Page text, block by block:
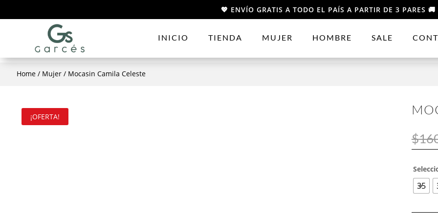
💖 ENVÍO GRATIS A TODO EL PAÍS A PARTIR DE 3 PARES 🚚
INICIO TIENDA MUJER HOMBRE SALE
Home/ Mujer/ Mocasin Camila Celeste
¡OFERTA!
$
35